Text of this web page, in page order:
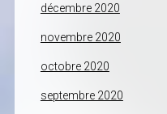
décembre 2020
novembre 2020
octobre 2020
septembre 2020